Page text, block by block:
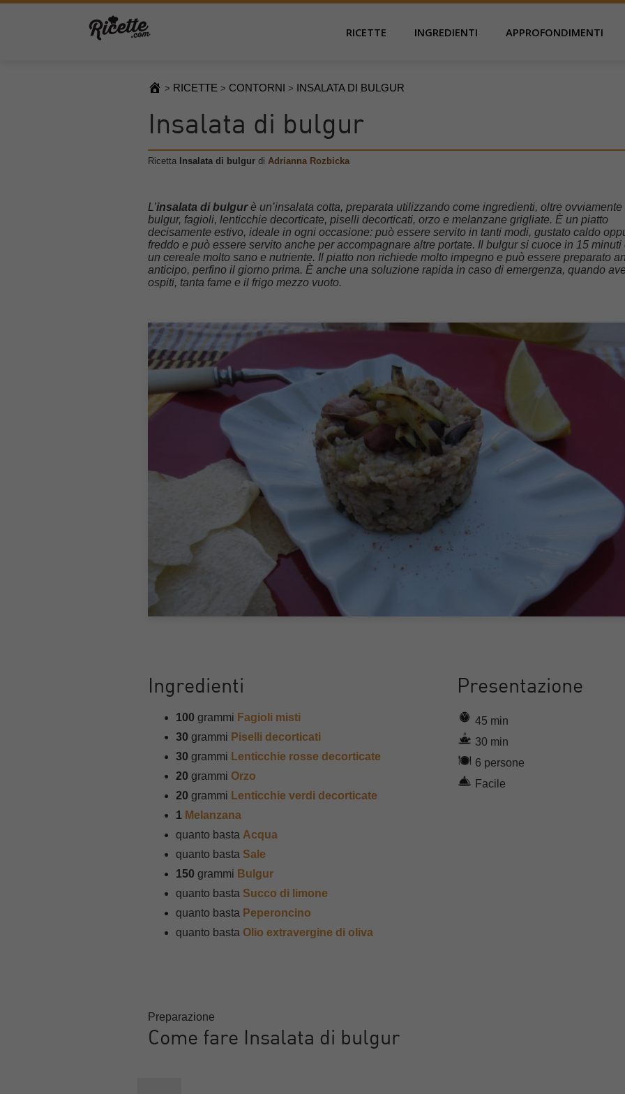
RICETTE INGREDIENTI APPROFONDIMENTI
> RICETTE > CONTORNI > INSALATA DI BULGUR
Insalata di bulgur
Ricetta Insalata di bulgur di Adrianna Rozbicka
L’insalata di bulgurè un’insalata cotta, preparata utilizzando come ingredienti, oltre ovviamente
bulgur, fagioli, lenticchie decorticate, piselli decorticati, orzo e melanzane grigliate. È un piatto
decisamente estivo, ideale in ogni occasione: può essere servito in tanti modi, gustato caldo
freddo e può essere servito anche per accompagnare altre portate. Il bulgur si cuoce in 15 minuti
un cereale molto sano e nutriente. Il piatto non richiede molto impegno e può essere preparato
anticipo, perfino il giorno prima. È anche una soluzione rapida in caso di emergenza, quando
ospiti, tanta fame e il frigo mezzo vuoto.
Ingredienti
100 grammi Fagioli misti
30 grammi Piselli decorticati
30 grammi Lenticchie rosse decorticate
20 grammi Orzo
20 grammi Lenticchie verdi decorticate
1 Melanzana
quanto basta Acqua
quanto basta Sale
150 grammi Bulgur
quanto basta Succo di limone
quanto basta Peperoncino
quanto basta Olio extravergine di oliva
Presentazione
45 min
30 min
6 persone
Facile
Preparazione
Come fare Insalata di bulgur